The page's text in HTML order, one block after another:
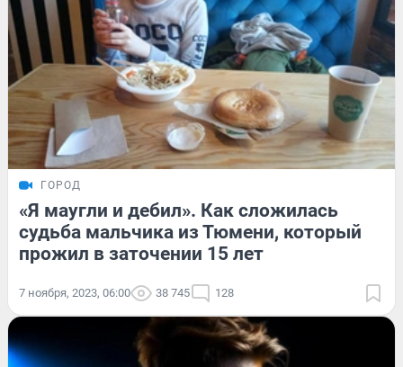
ГОРОД
«Я маугли и дебил». Как сложилась
судьба мальчика из Тюмени, который
прожил в заточении 15 лет
7 ноября, 2023, 06:00 38 745 128